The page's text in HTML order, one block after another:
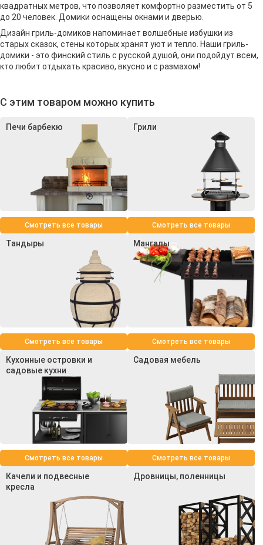
квадратных метров, что позволяет комфортно разместить от 5
до 20 человек. Домики оснащены окнами и дверью.
Дизайн гриль-домиков напоминает волшебные избушки из
старых сказок, стены которых хранят уют и тепло. Наши гриль-
домики - это финский стиль с русской душой, они подойдут всем,
кто любит отдыхать красиво, вкусно и с размахом!
С этим товаром можно купить
Печи барбекю
Смотреть все товары
Грили
Смотреть все товары
Тандыры
Смотреть все товары
Мангалы
Смотреть все товары
Кухонные островки и
садовые кухни
Смотреть все товары
Садовая мебель
Смотреть все товары
Качели и подвесные
кресла
Дровницы, поленницы